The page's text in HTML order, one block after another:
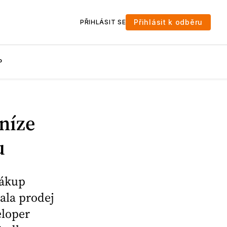
PŘIHLÁSIT SE Přihlásit k odběru
prodej